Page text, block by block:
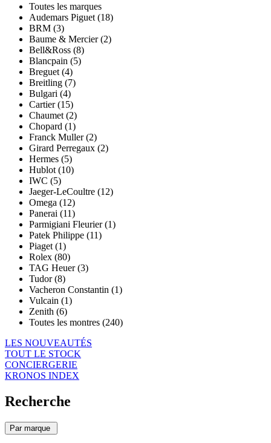
Toutes les marques
Audemars Piguet (18)
BRM (3)
Baume & Mercier (2)
Bell&Ross (8)
Blancpain (5)
Breguet (4)
Breitling (7)
Bulgari (4)
Cartier (15)
Chaumet (2)
Chopard (1)
Franck Muller (2)
Girard Perregaux (2)
Hermes (5)
Hublot (10)
IWC (5)
Jaeger-LeCoultre (12)
Omega (12)
Panerai (11)
Parmigiani Fleurier (1)
Patek Philippe (11)
Piaget (1)
Rolex (80)
TAG Heuer (3)
Tudor (8)
Vacheron Constantin (1)
Vulcain (1)
Zenith (6)
Toutes les montres (240)
LES NOUVEAUTÉS
TOUT LE STOCK
CONCIERGERIE
KRONOS INDEX
Recherche
Par marque